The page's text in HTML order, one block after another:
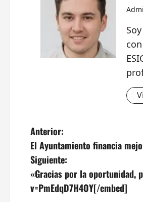
N
a
v
Anterior:
El Ayuntamiento financia
Siguiente:
«Gracias por la oportunidad,
v=PmEdqD7H4OY[/embed]